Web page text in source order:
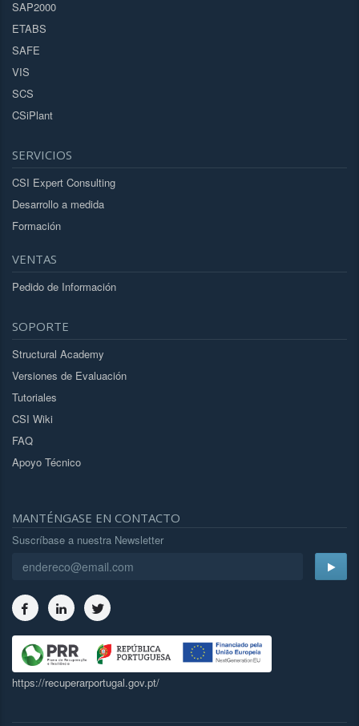
SAP2000
ETABS
SAFE
VIS
SCS
CSiPlant
SERVICIOS
CSI Expert Consulting
Desarrollo a medida
Formación
VENTAS
Pedido de Información
SOPORTE
Structural Academy
Versiones de Evaluación
Tutoriales
CSI Wiki
FAQ
Apoyo Técnico
MANTÉNGASE EN CONTACTO
Suscríbase a nuestra Newsletter
https://recuperarportugal.gov.pt/